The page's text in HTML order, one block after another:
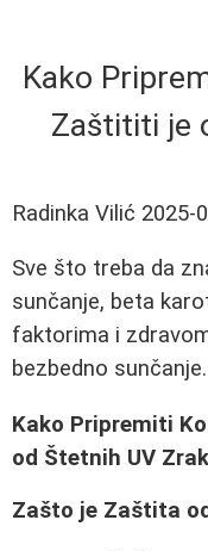
Kako
Zaštititi je
Radinka Vilić 2025-
Sve što treba da
sunčanje, beta
faktorima i
bezbedno sunčanje.
Kako Pripremiti
od Štetnih UV
Zašto je Zaštita